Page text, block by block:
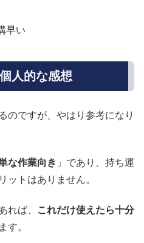
早い
人的な感想
のですが、やはり参考になり
な作業向き 」であり、持ち運
ットはありません。
れば、
これだけ使えたら十分
す。